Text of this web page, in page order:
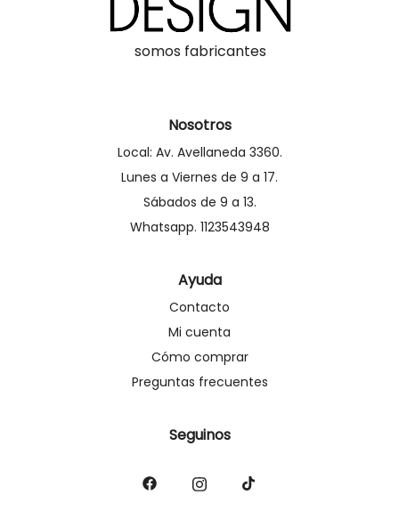
somos fabricantes
Nosotros
Local: Av. Avellaneda 3360.
Lunes a Viernes de 9 a 17.
Sábados de 9 a 13.
Whatsapp. 1123543948
Ayuda
Contacto
Mi cuenta
Cómo comprar
Preguntas frecuentes
Seguinos